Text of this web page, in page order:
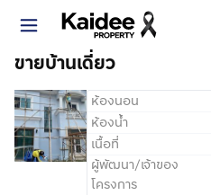
ขายบ้านเดี่ยว
ห้องนอน
ห้องน้ำ
เนื้อที่
ผู้พัฒนา/เจ้าของ
โครงการ